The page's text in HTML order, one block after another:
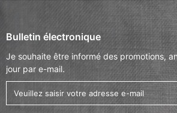
Bulletin électronique
Je souhaite être informé des promotions,
jour par e-mail.